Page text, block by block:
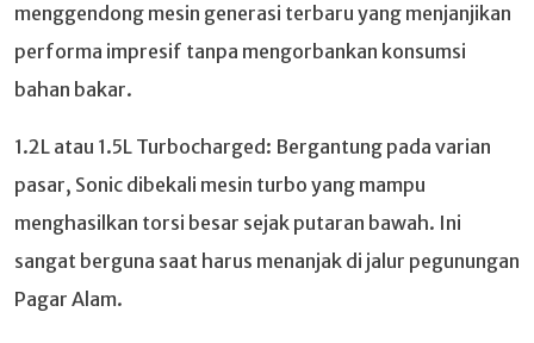
menggendong mesin generasi terbaru yang menjanjikan
performa impresif tanpa mengorbankan konsumsi
bahan bakar.
1.2L atau 1.5L Turbocharged: Bergantung pada varian
pasar, Sonic dibekali mesin turbo yang mampu
menghasilkan torsi besar sejak putaran bawah. Ini
sangat berguna saat harus menanjak di jalur pegunungan
Pagar Alam.